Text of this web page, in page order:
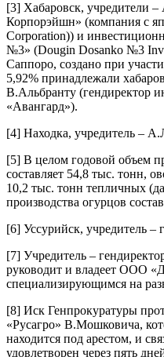
[3] Хабаровск,
Корпорэйшн» (компания с
Corporation)) и
№3» (Dougin Dosanko №3
Саппоро, создано при
5,92% принадлежали
В.Альбранту (гендиректор
«Авангард»).
[4] Находка, учредитель –
[5] В целом годовой объем
составляет 54,8 тыс. тонн,
10,2 тыс. тонн тепличных
производства огурцов
[6] Уссурийск, учредитель
[7] Учредитель –
руководит и владеет ООО
специализирующимся на
[8] Иск Генпрокуратуры
«Русагро» В.Мошковича,
находится под арестом, и
удовлетворен через пять